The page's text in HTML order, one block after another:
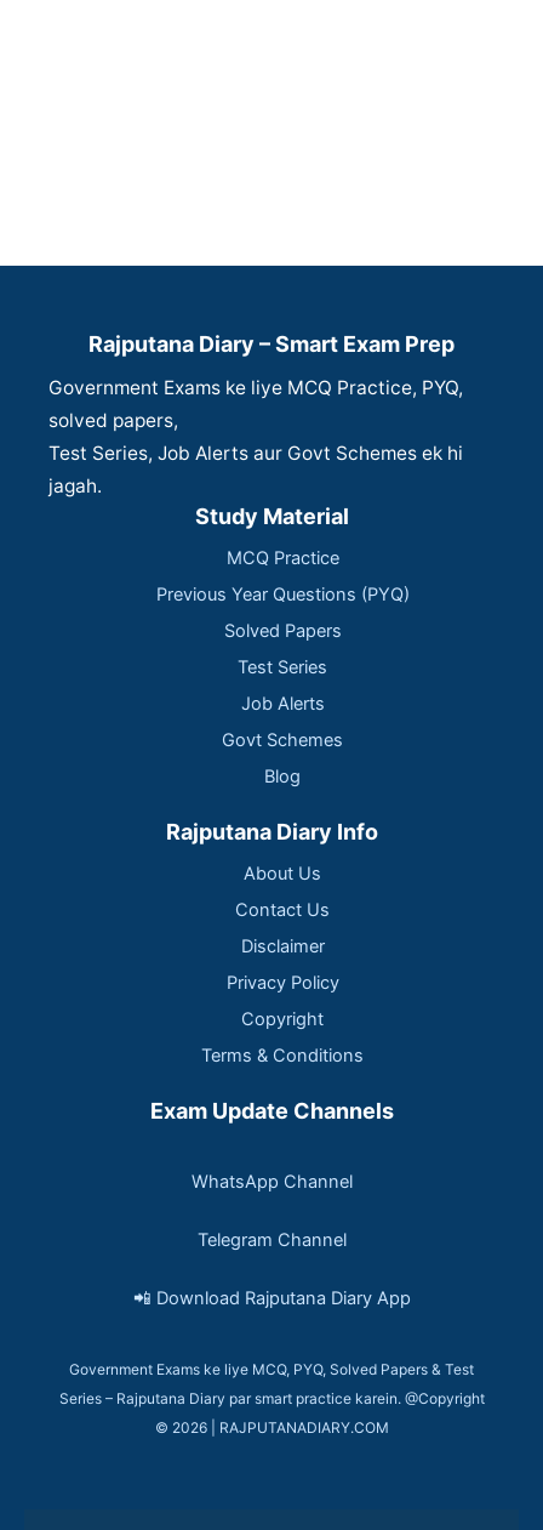
Rajputana Diary – Smart Exam Prep
Government Exams ke liye MCQ Practice, PYQ,
solved papers,
Test Series, Job Alerts aur Govt Schemes ek hi
jagah.
Study Material
MCQ Practice
Previous Year Questions (PYQ)
Solved Papers
Test Series
Job Alerts
Govt Schemes
Blog
Rajputana Diary Info
About Us
Contact Us
Disclaimer
Privacy Policy
Copyright
Terms & Conditions
Exam Update Channels
WhatsApp Channel
Telegram Channel
📲 Download Rajputana Diary App
Government Exams ke liye MCQ, PYQ, Solved Papers & Test
Series – Rajputana Diary par smart practice karein. @Copyright
© 2026 | RAJPUTANADIARY.COM